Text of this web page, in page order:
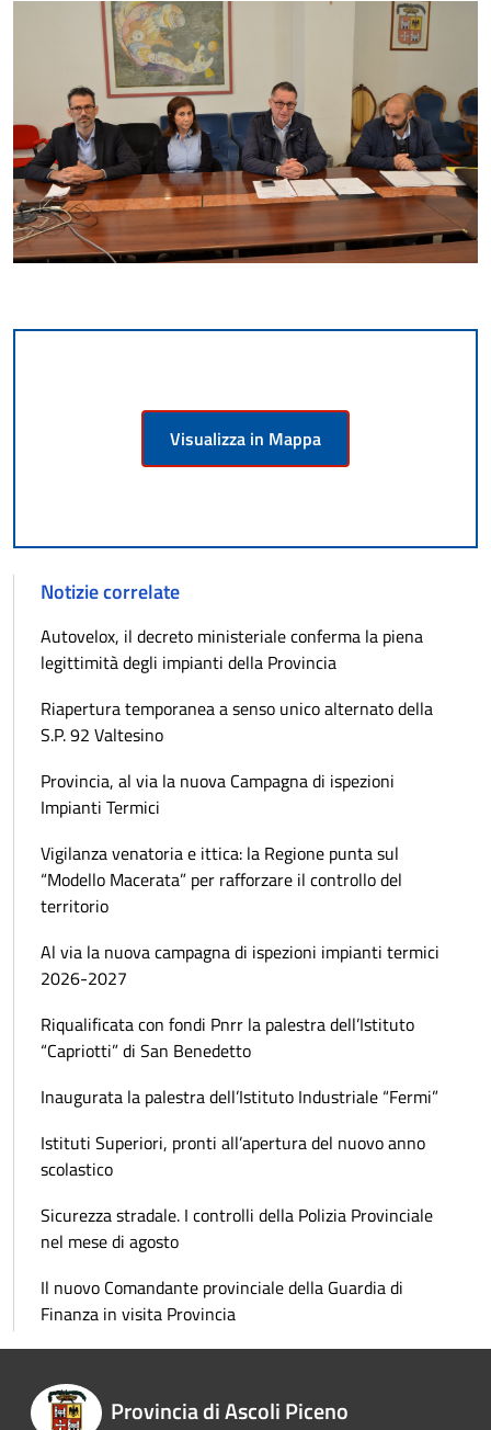
Visualizza in Mappa
Notizie correlate
Autovelox, il decreto ministeriale conferma la piena
legittimità degli impianti della Provincia
Riapertura temporanea a senso unico alternato della
S.P. 92 Valtesino
Provincia, al via la nuova Campagna di ispezioni
Impianti Termici
Vigilanza venatoria e ittica: la Regione punta sul
“Modello Macerata” per rafforzare il controllo del
territorio
Al via la nuova campagna di ispezioni impianti termici
2026-2027
Riqualificata con fondi Pnrr la palestra dell’Istituto
“Capriotti” di San Benedetto
Inaugurata la palestra dell’Istituto Industriale “Fermi”
Istituti Superiori, pronti all’apertura del nuovo anno
scolastico
Sicurezza stradale. I controlli della Polizia Provinciale
nel mese di agosto
Il nuovo Comandante provinciale della Guardia di
Finanza in visita Provincia
Provincia di Ascoli Piceno